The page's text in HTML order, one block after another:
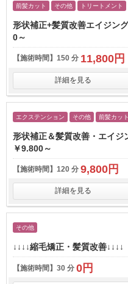
前髪カット その他 トリートメント
形状補正+髪質改善エイジン
0～
【施術時間】 150 分 11,800円
詳細を見る
エクステンション その他 前髪カット
形状補正＆髪質改善・エイジ
￥9.800～
【施術時間】 120 分 9,800円
詳細を見る
その他
↓↓↓↓縮毛矯正・髪質改善↓↓↓↓
【施術時間】 30 分 0円